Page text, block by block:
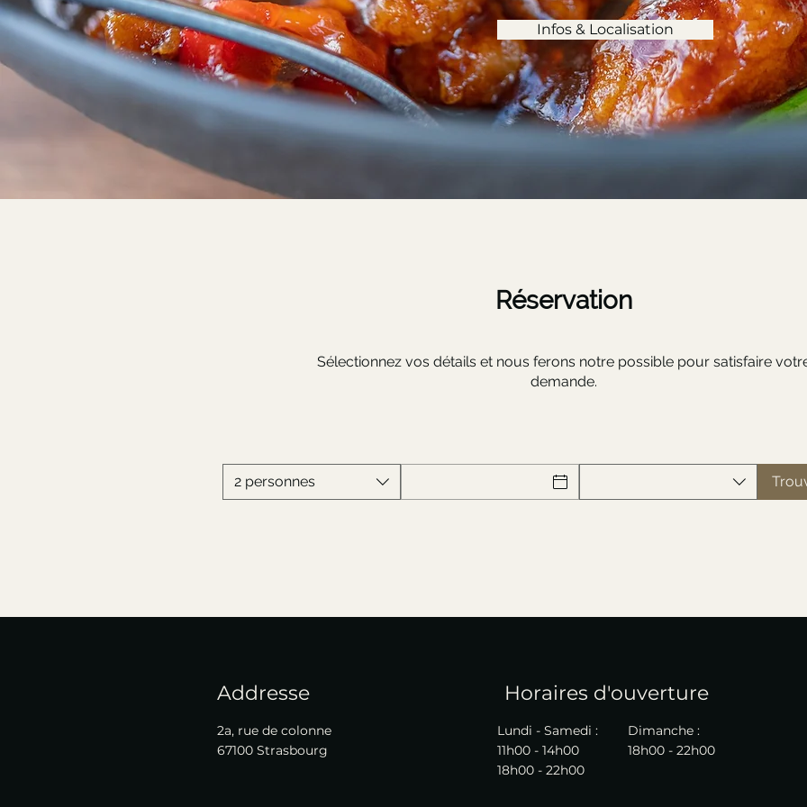
Infos & Localisation
Réservation
Sélectionnez vos détails et nous ferons notre possible pour satisfaire
demande.
2 personnes
Addresse
2a, rue de colonne
67100 Strasbourg
Horaires d'ouverture
Lundi - Samedi :
11h00 - 14h00
18h00 - 22h00
Dimanche :
18h00 - 22h00